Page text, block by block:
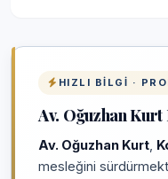
HIZLI BILGI ·
Av. Oğuzhan
Av. Oğuzhan Kurt
mesleğini